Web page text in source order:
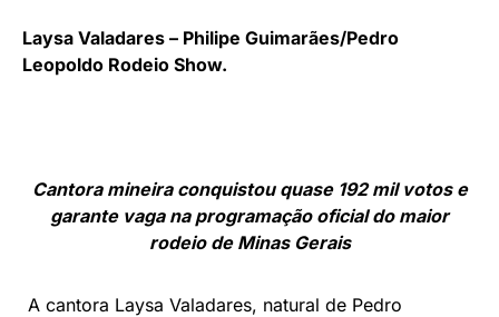
Laysa Valadares – Philipe Guimarães/Pedro
Leopoldo Rodeio Show.
Cantora mineira conquistou quase 192 mil votos e
garante vaga na programação oficial do maior
rodeio de Minas Gerais
A cantora Laysa Valadares, natural de Pedro